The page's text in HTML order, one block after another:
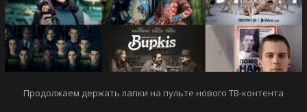
Продолжаем держать лапки на пульте нового ТВ-контента